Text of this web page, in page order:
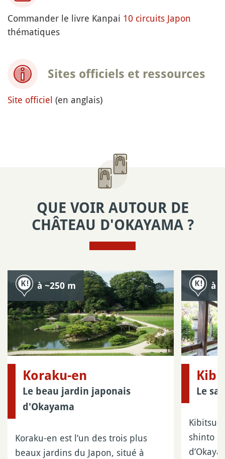
Commander le livre Kanpai 10 circuits Japon
thématiques
Sites officiels et ressources
Site officiel (en anglais)
QUE VOIR AUTOUR DE
CHÂTEAU D'OKAYAMA ?
à ~250 m
Koraku-en
Le beau jardin japonais
d'Okayama
Koraku-en est l’un des trois plus
beaux jardins du Japon, situé à
à
Le
Kibitsu-
shinto